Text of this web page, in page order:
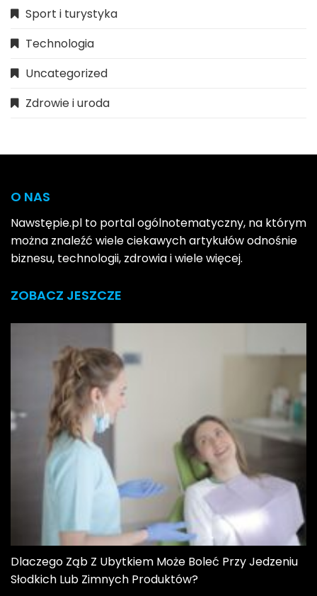
Sport i turystyka
Technologia
Uncategorized
Zdrowie i uroda
O NAS
Nawstępie.pl to portal ogólnotematyczny, na którym
można znaleźć wiele ciekawych artykułów odnośnie
biznesu, technologii, zdrowia i wiele więcej.
ZOBACZ JESZCZE
Dlaczego Ząb Z Ubytkiem Może Boleć Przy Jedzeniu
Słodkich Lub Zimnych Produktów?